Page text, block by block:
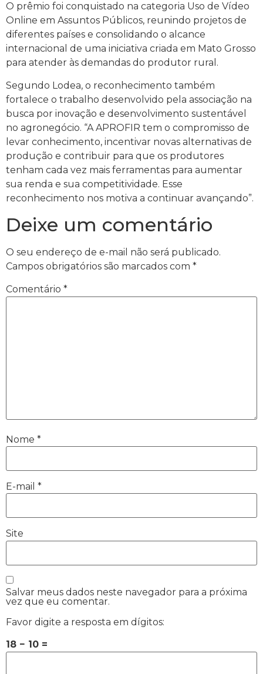
O prêmio foi conquistado na categoria Uso de Vídeo
Online em Assuntos Públicos, reunindo projetos de
diferentes países e consolidando o alcance
internacional de uma iniciativa criada em Mato Grosso
para atender às demandas do produtor rural.
Segundo Lodea, o reconhecimento também
fortalece o trabalho desenvolvido pela associação na
busca por inovação e desenvolvimento sustentável
no agronegócio. “A APROFIR tem o compromisso de
levar conhecimento, incentivar novas alternativas de
produção e contribuir para que os produtores
tenham cada vez mais ferramentas para aumentar
sua renda e sua competitividade. Esse
reconhecimento nos motiva a continuar avançando”.
Deixe um comentário
O seu endereço de e-mail não será publicado.
Campos obrigatórios são marcados com *
Comentário *
Nome *
E-mail *
Site
Salvar meus dados neste navegador para a próxima
vez que eu comentar.
Favor digite a resposta em dígitos:
18 − 10 =